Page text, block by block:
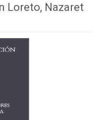
Loreto, Nazaret